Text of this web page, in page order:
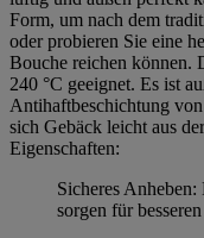
Form, um nach dem
oder probieren Sie eine
Bouche reichen können.
240 °C geeignet. Es ist
Antihaftbeschichtung
sich Gebäck leicht aus
Eigenschaften:
Sicheres
sorgen für